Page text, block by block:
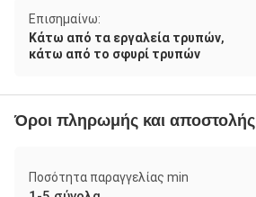
Επισημαίνω:
Κάτω από τα εργαλεία τρυπών,
κάτω από το σφυρί τρυπών
Όροι πληρωμής και αποστολής
Ποσότητα παραγγελίας min